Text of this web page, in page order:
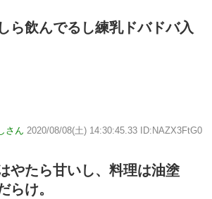
ら飲んでるし練乳ドバドバ入
さん 2020/08/08(土) 14:30:45.33 ID:NAZX3FtG0
やたら甘いし、料理は油塗
らけ。